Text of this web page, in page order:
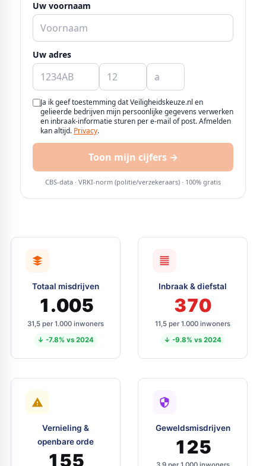
Totaal misdrijven
1.005
31,5 per 1.000 inwoners
↓ -7.8% vs 2024
Inbraak & diefstal
370
11,5 per 1.000 inwoners
↓ -9.8% vs 2024
Vernieling &
openbare orde
155
Geweldsmisdrijven
125